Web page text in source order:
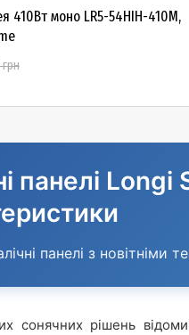
панелі Longi
панелі з
сонячних рішень
410Вт моно LR5-54HIH-410M,